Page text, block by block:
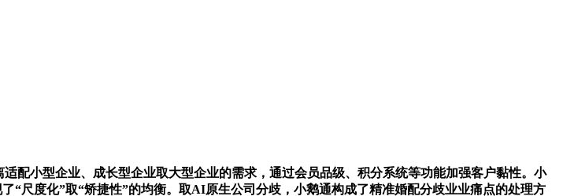
小型企业、成长型企业取大型企业的需求，通过会员品级、积分系统等功能加强客户黏性。小
“尺度化”取“矫捷性”的均衡。取AI原生公司分歧，小鹅通构成了精准婚配分歧业业痛点的处理方